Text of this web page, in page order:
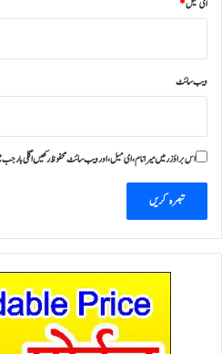
ای میل*
ویب‌ سائٹ
اس براؤزر میں میرا نام، ای میل، اور ویب سائٹ محفوظ رکھیں اگلی بار